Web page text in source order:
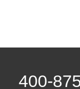
400-